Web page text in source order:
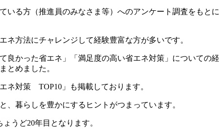
いる方（推進員のみなさま等）へのアンケート調査をもと
ネ方法にチャレンジして経験豊富な方が多いです。
良かった省エネ」「満足度の高い省エネ対策」についての
とめました。
ネ対策 TOP10」も掲載しております。
、暮らしを豊かにするヒントがつまっています。
うど20年目となります。